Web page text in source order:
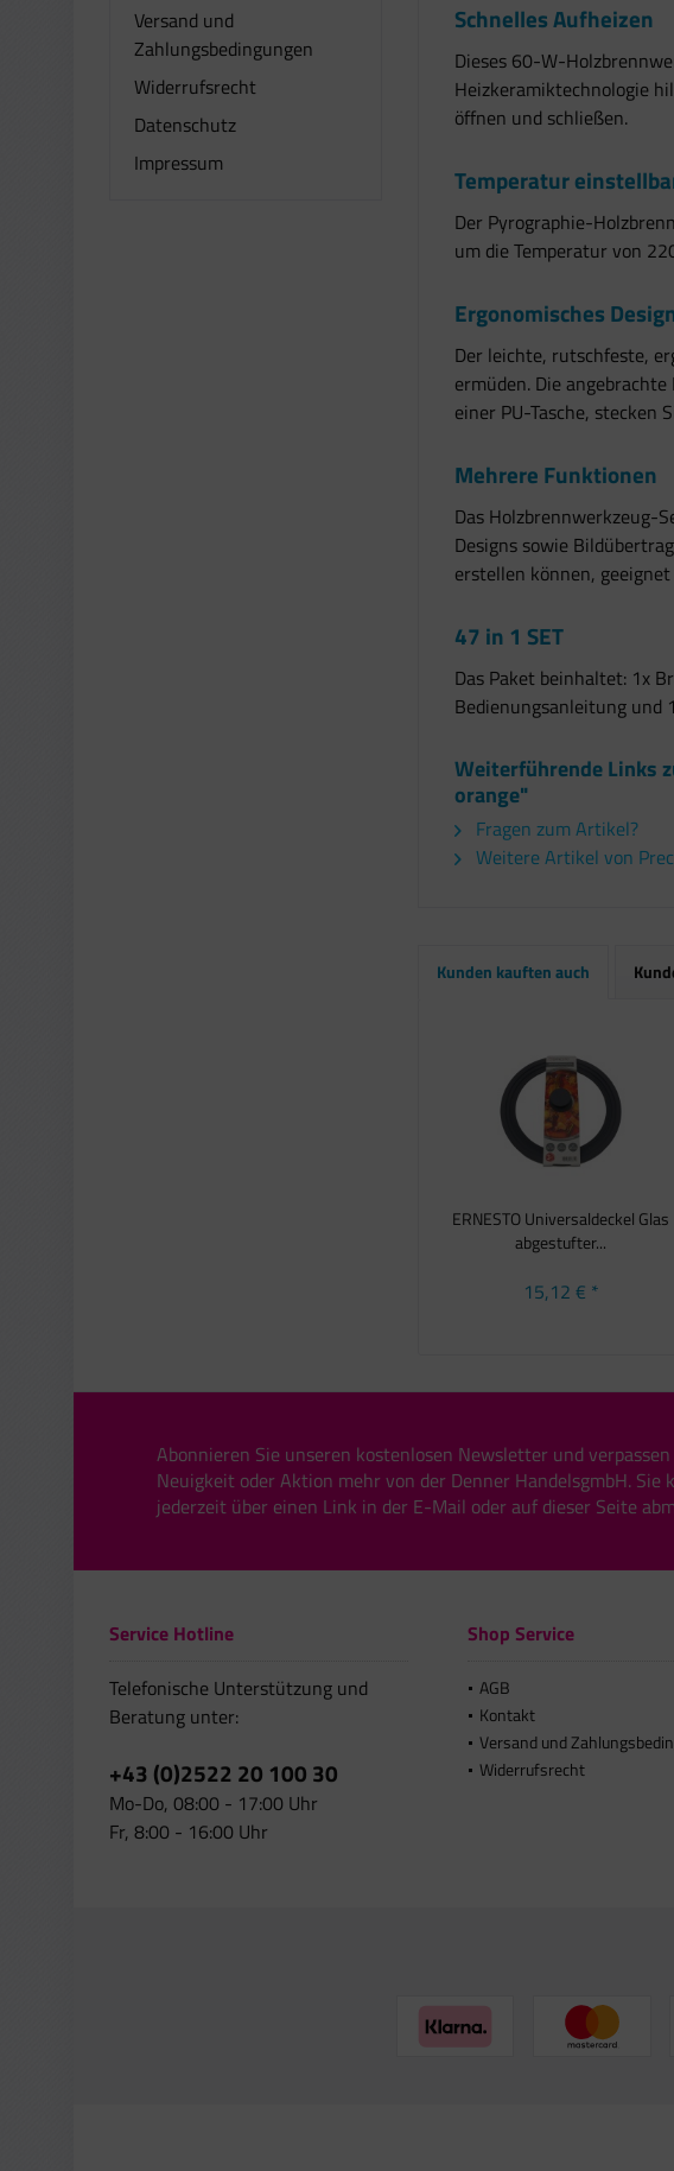
Versand und
Zahlungsbedingungen
Widerrufsrecht
Datenschutz
Impressum
Schnelles Aufheizen
Dieses 60-W-
Heizkeramiktechnologie
öffnen und schließen.
Temperatur
Der Pyrographie-
um die Temperatur von
Ergonomisches
Der leichte, rutschfeste,
ermüden. Die
einer PU-Tasche, stecken
Mehrere Funktionen
Das Holzbrennwerkzeug-
Designs sowie
erstellen können,
47 in 1 SET
Das Paket beinhaltet: 1x
Bedienungsanleitung und
Weiterführende Links
orange"
Fragen zum Artikel?
Weitere Artikel von
Kunden kauften auch
ERNESTO Universaldeckel Glas
abgestufter...
15,12 € *
Abonnieren Sie unseren kostenlosen Newsletter und
Neuigkeit oder Aktion mehr von der Denner HandelsgmbH. Sie
jederzeit über einen Link in der E-Mail oder auf dieser Seite
Service Hotline
Telefonische Unterstützung und
Beratung unter:
+43 (0)2522 20 100 30
Mo-Do, 08:00 - 17:00 Uhr
Fr, 8:00 - 16:00 Uhr
Shop Service
AGB
Kontakt
Versand und
Widerrufsrecht